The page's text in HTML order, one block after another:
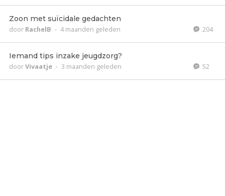
Zoon met suïcidale gedachten
door RachelB - 4 maanden geleden 204
Iemand tips inzake jeugdzorg?
doorVivaatje - 3 maanden geleden 52